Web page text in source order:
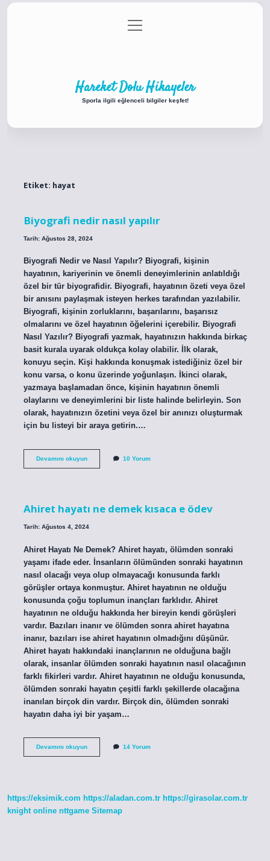
Gizlilik Politikası
menüyü
aç
Hareket Dolu Hikayeler
Sporla ilgili eğlenceli bilgiler keşfet!
Etiket: hayat
Biyografi nedir nasıl yapılır
Tarih: Ağustos 28, 2024
Biyografi Nedir ve Nasıl Yapılır? Biyografi, kişinin
hayatının, kariyerinin ve önemli deneyimlerinin anlatıldığı
özel bir tür biyografidir. Biyografi, hayatının özeti veya özel
bir anısını paylaşmak isteyen herkes tarafından yazılabilir.
Biyografi, kişinin zorluklarını, başarılarını, başarısız
olmalarını ve özel hayatının öğelerini içerebilir. Biyografi
Nasıl Yazılır? Biyografi yazmak, hayatınızın hakkında birkaç
basit kurala uyarak oldukça kolay olabilir. İlk olarak,
konuyu seçin. Kişi hakkında konuşmak istediğiniz özel bir
konu varsa, o konu üzerinde yoğunlaşın. İkinci olarak,
yazmaya başlamadan önce, kişinin hayatının önemli
olaylarını ve deneyimlerini bir liste halinde belirleyin. Son
olarak, hayatınızın özetini veya özel bir anınızı oluşturmak
için bu listeyi bir araya getirin.…
Devamını okuyunBiyografi
10 Yorum
Ahiret hayatı ne demek kısaca e ödev
Tarih: Ağustos 4, 2024
Ahiret Hayatı Ne Demek? Ahiret hayatı, ölümden sonraki
yaşamı ifade eder. İnsanların ölümünden sonraki hayatının
nasıl olacağı veya olup olmayacağı konusunda farklı
görüşler ortaya konmuştur. Ahiret hayatının ne olduğu
konusunda çoğu toplumun inançları farklıdır. Ahiret
hayatının ne olduğu hakkında her bireyin kendi görüşleri
vardır. Bazıları inanır ve ölümden sonra ahiret hayatına
inanır, bazıları ise ahiret hayatının olmadığını düşünür.
Ahiret hayatı hakkındaki inançlarının ne olduğuna bağlı
olarak, insanlar ölümden sonraki hayatının nasıl olacağının
farklı fikirleri vardır. Ahiret hayatının ne olduğu konusunda,
ölümden sonraki hayatın çeşitli farklı şekillerde olacağına
inanılan birçok din vardır. Birçok din, ölümden sonraki
hayatın daha iyi bir yaşam…
Devamını okuyunAhiret
hayatı
ödev
14 Yorum
https://eksimik.com https://aladan.com.tr https://girasolar.com.tr
knight online nttgame Sitemap